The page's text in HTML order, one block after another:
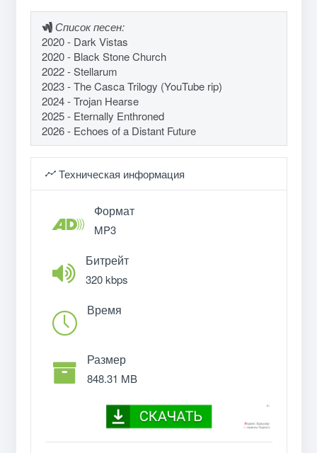
Список песен:
2020 - Dark Vistas
2020 - Black Stone Church
2022 - Stellarum
2023 - The Casca Trilogy (YouTube rip)
2024 - Trojan Hearse
2025 - Eternally Enthroned
2026 - Echoes of a Distant Future
Техническая информация
Формат
MP3
Битрейт
320 kbps
Время
Размер
848.31 MB